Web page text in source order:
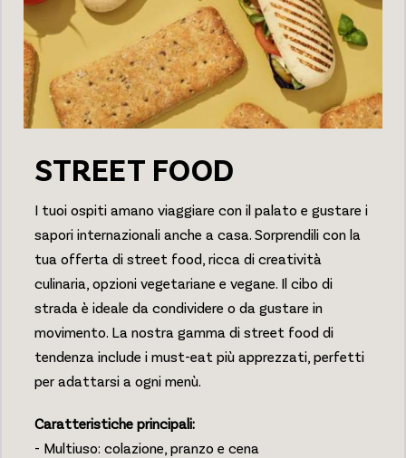
STREET FOOD
I tuoi ospiti amano viaggiare con il palato e gustare i
sapori internazionali anche a casa. Sorprendili con la
tua offerta di street food, ricca di creatività
culinaria, opzioni vegetariane e vegane. Il cibo di
strada è ideale da condividere o da gustare in
movimento. La nostra gamma di street food di
tendenza include i must-eat più apprezzati, perfetti
per adattarsi a ogni menù.
Caratteristiche principali:
- Multiuso: colazione, pranzo e cena